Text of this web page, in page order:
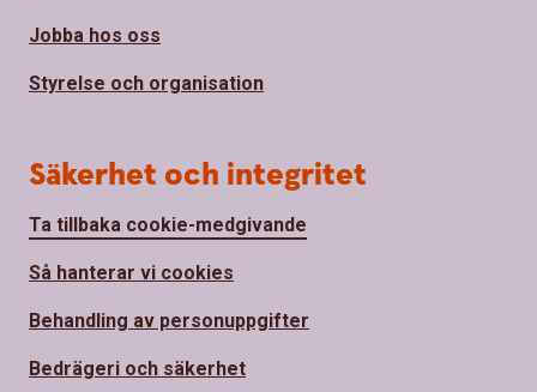
Jobba hos oss
Styrelse och organisation
Säkerhet och integritet
Ta tillbaka cookie-medgivande
Så hanterar vi cookies
Behandling av personuppgifter
Bedrägeri och säkerhet